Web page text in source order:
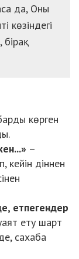
да, Оны
көзіндегі
көрген
–
кейін діннен
етпегендер
ету шарт
сахаба